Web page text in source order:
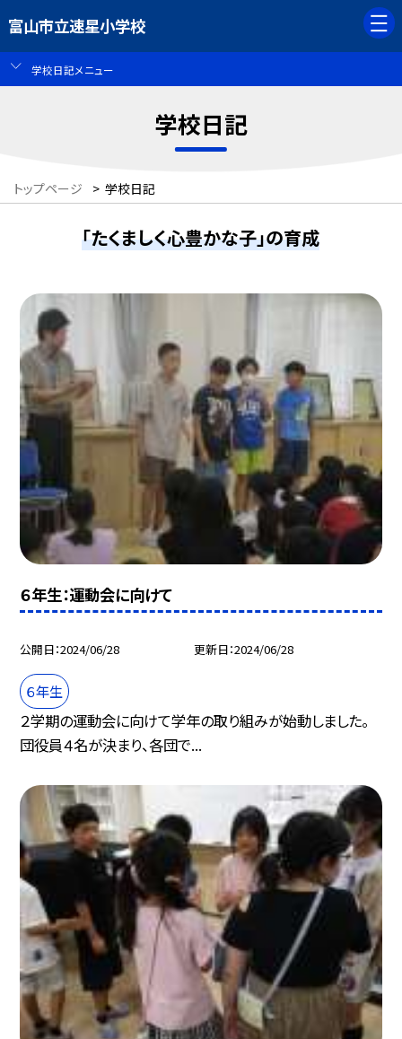
富山市立速星小学校
学校日記メニュー
学校日記
トップページ > 学校日記
「たくましく心豊かな子」の育成
６年生：運動会に向けて
公開日 2024/06/28 更新日 2024/06/28
６年生
２学期の運動会に向けて学年の取り組みが始動しました。
団役員４名が決まり、各団で...